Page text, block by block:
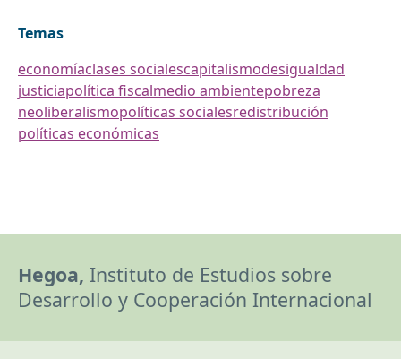
Temas
economíaclases socialescapitalismodesigualdad
justiciapolítica fiscalmedio ambientepobreza
neoliberalismopolíticas socialesredistribución
políticas económicas
Hegoa, Instituto de Estudios sobre
Desarrollo y Cooperación Internacional